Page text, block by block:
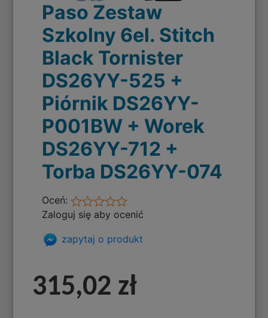
Paso Zestaw
Szkolny 6el. Stitch
Black Tornister
DS26YY-525 +
Piórnik DS26YY-
P001BW + Worek
DS26YY-712 +
Torba DS26YY-074
Oceń:
Zaloguj się aby ocenić
zapytaj o produkt
315,02 zł